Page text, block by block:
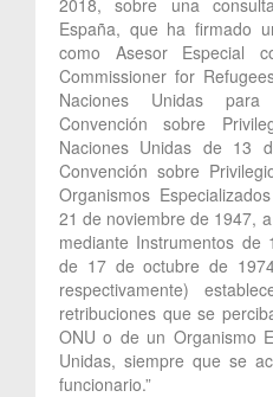
España, que ha firmado
como Asesor Especial
Commissioner for
Naciones Unidas
Convención sobre
Naciones Unidas de 13
Convención sobre
Organismos
21 de noviembre de 1947,
mediante Instrumentos
de 17 de octubre de
respectivamente)
retribuciones que se
ONU o de un Organismo
Unidas, siempre que se
funcionario.”